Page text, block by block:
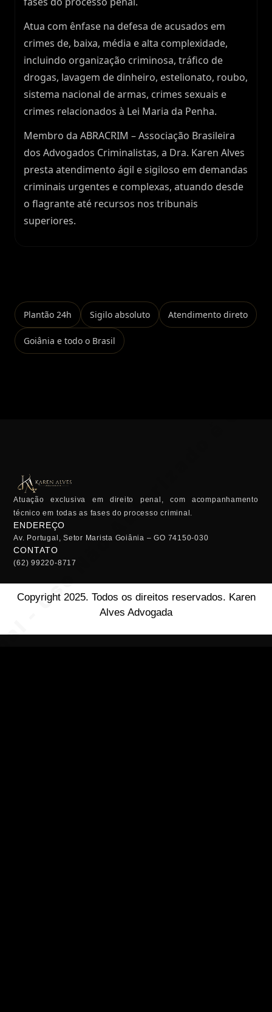
Atua com ênfase na defesa de acusados em
crimes de, baixa, média e alta complexidade,
incluindo organização criminosa, tráfico de
drogas, lavagem de dinheiro, estelionato, roubo,
sistema nacional de armas, crimes sexuais e
crimes relacionados à Lei Maria da Penha.
Membro da ABRACRIM – Associação Brasileira
dos Advogados Criminalistas, a Dra. Karen Alves
presta atendimento ágil e sigiloso em demandas
criminais urgentes e complexas, atuando desde
o flagrante até recursos nos tribunais
superiores.
Plantão 24h Sigilo absoluto Atendimento direto
Goiânia e todo o Brasil
Atuação exclusiva em direito penal, com acompanhamento
técnico em todas as fases do processo criminal.
ENDEREÇO
Av. Portugal, Setor Marista Goiânia – GO 74150-030
CONTATO
(62) 99220-8717
Copyright 2025. Todos os direitos reservados. Karen
Alves Advogada